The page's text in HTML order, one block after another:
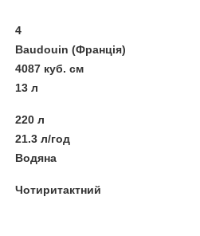
4
Baudouin (Франція)
4087 куб. см
13 л
220 л
21.3 л/год
Водяна
Чотиритактний